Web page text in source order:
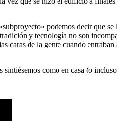
podemos decir que
y tecnología no son
caras de la gente cuando
sintiésemos como en casa (o